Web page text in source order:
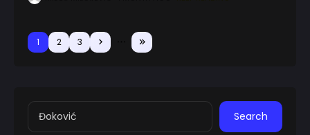
1 2 3
Search